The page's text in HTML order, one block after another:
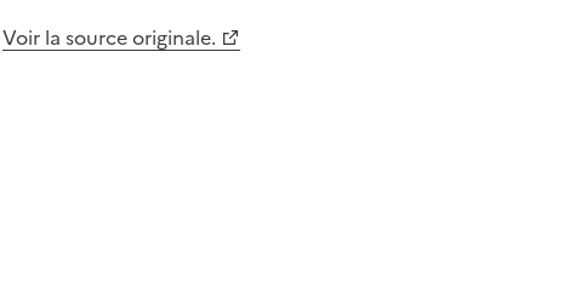
Voir la source originale.